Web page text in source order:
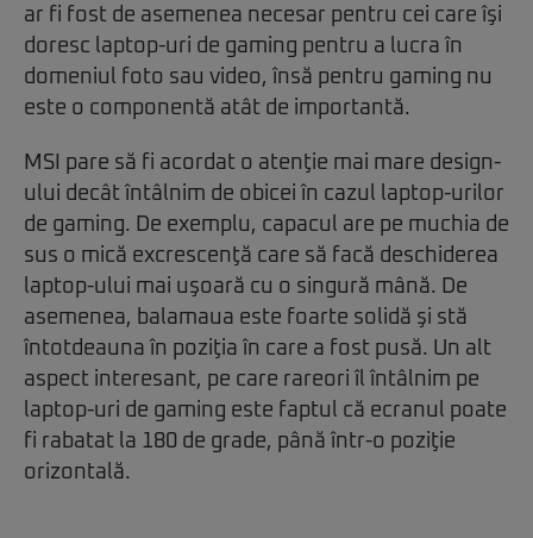
ar fi fost de asemenea necesar pentru cei care îşi
doresc laptop-uri de gaming pentru a lucra în
domeniul foto sau video, însă pentru gaming nu
este o componentă atât de importantă.
MSI pare să fi acordat o atenţie mai mare design-
ului decât întâlnim de obicei în cazul laptop-urilor
de gaming. De exemplu, capacul are pe muchia de
sus o mică excrescenţă care să facă deschiderea
laptop-ului mai uşoară cu o singură mână. De
asemenea, balamaua este foarte solidă şi stă
întotdeauna în poziţia în care a fost pusă. Un alt
aspect interesant, pe care rareori îl întâlnim pe
laptop-uri de gaming este faptul că ecranul poate
fi rabatat la 180 de grade, până într-o poziţie
orizontală.